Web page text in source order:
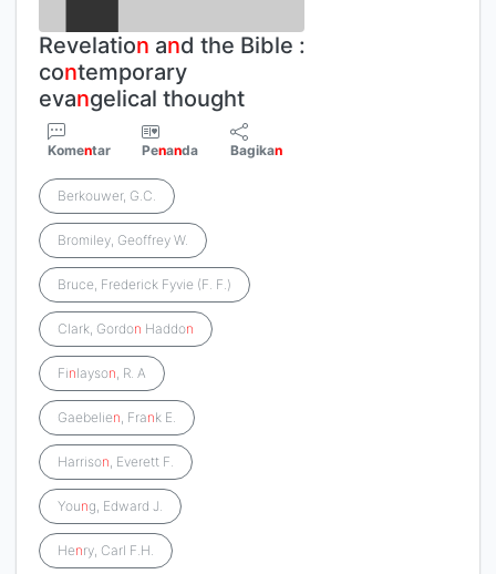
Revelation and the Bible :
contemporary
evangelical thought
Komentar Penanda Bagikan
Berkouwer, G.C.
Bromiley, Geoffrey W.
Bruce, Frederick Fyvie (F. F.)
Clark, Gordon Haddon
Finlayson, R. A
Gaebelien, Frank E.
Harrison, Everett F.
Young, Edward J.
Henry, Carl F.H.